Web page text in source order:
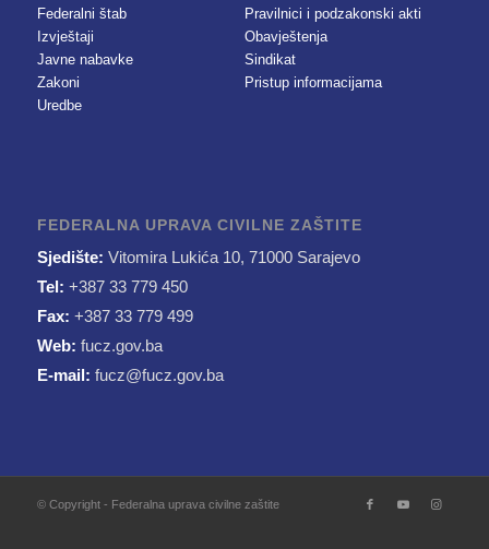
Federalni štab
Izvještaji
Javne nabavke
Zakoni
Uredbe
Pravilnici i podzakonski akti
Obavještenja
Sindikat
Pristup informacijama
FEDERALNA UPRAVA CIVILNE ZAŠTITE
Sjedište: Vitomira Lukića 10, 71000 Sarajevo
Tel: +387 33 779 450
Fax: +387 33 779 499
Web: fucz.gov.ba
E-mail: fucz@fucz.gov.ba
© Copyright - Federalna uprava civilne zaštite